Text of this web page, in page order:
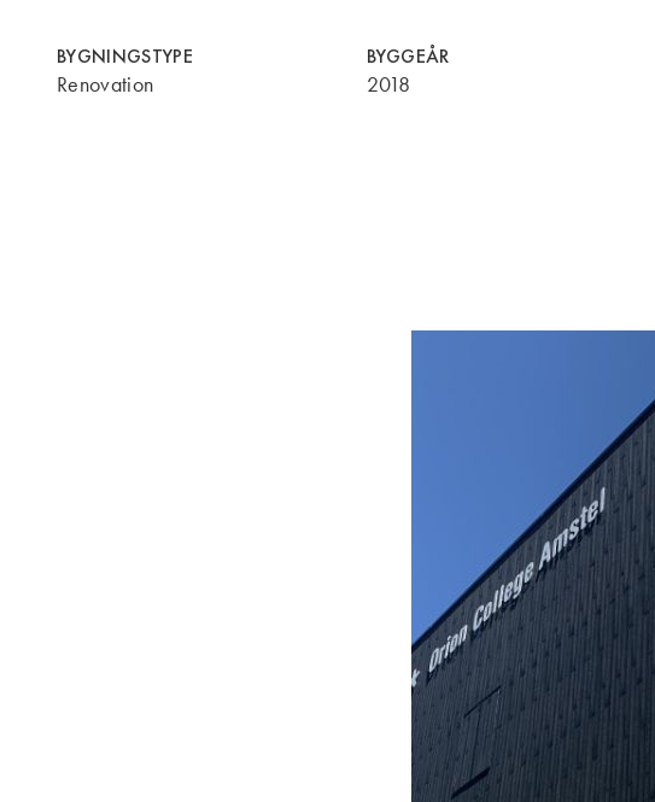
BYGNINGSTYPE
Renovation
BYGGEÅR
2018